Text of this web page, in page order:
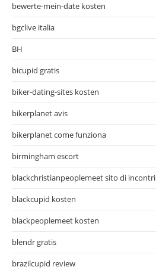
bewerte-mein-date kosten
bgclive italia
BH
bicupid gratis
biker-dating-sites kosten
bikerplanet avis
bikerplanet come funziona
birmingham escort
blackchristianpeoplemeet sito di incontri
blackcupid kosten
blackpeoplemeet kosten
blendr gratis
brazilcupid review